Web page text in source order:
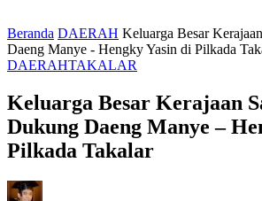
Beranda DAERAH Keluarga Besar
Daeng Manye - Hengky Yasin di Pilkada
DAERAHTAKALAR
Keluarga Besar Kerajaan
Dukung Daeng Manye –
Pilkada Takalar